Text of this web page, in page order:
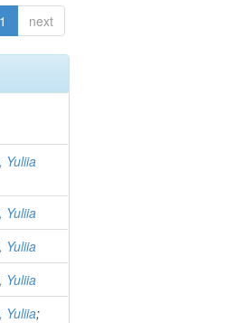
1 next
Yuliia
Yuliia
Yuliia
Yuliia
Yuliia;